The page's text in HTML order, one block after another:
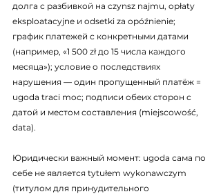
долга с разбивкой на czynsz najmu, opłaty
eksploatacyjne и odsetki za opóźnienie;
график платежей с конкретными датами
(например, «1 500 zł до 15 числа каждого
месяца»); условие о последствиях
нарушения — один пропущенный платёж =
ugoda traci moc; подписи обеих сторон с
датой и местом составления (miejscowość,
data).
Юридически важный момент: ugoda сама по
себе не является tytułem wykonawczym
(титулом для принудительного